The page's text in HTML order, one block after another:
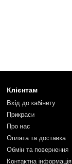
Клієнтам
Вхід до кабінету
Прикраси
Про нас
Оплата та доставка
Обмін та повернення
Контактна інформація